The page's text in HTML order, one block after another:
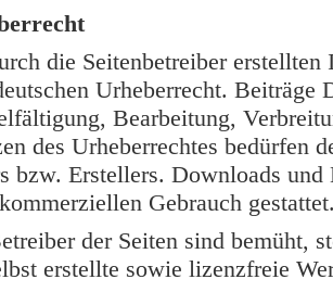
die Seitenbetreiber
Urheberrecht.
Bearbeitung,
des Urheberrechtes bedürfen
bzw. Erstellers. Downloads
Gebrauch
der Seiten sind bemüht,
erstellte sowie lizenzfreie